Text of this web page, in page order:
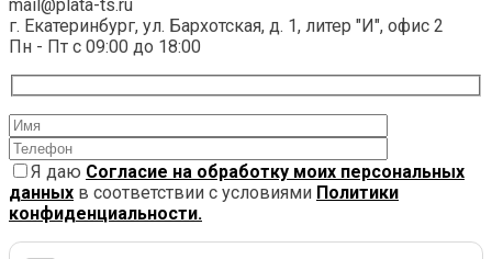
mail@plata-ts.ru
г. Екатеринбург, ул. Бархотская, д. 1, литер "И", офис 2
Пн - Пт с 09:00 до 18:00
Я даю Согласие на обработку моих персональных
данных в соответствии с условиями Политики
конфиденциальности.